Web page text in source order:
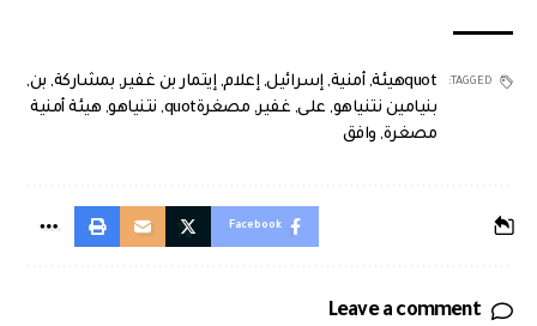
TAGGED: quotهيئة , أمنية, إسرائيل, إعلام, إيتمار بن غفير, بمشاركة, بن,
بنيامين نتنياهو, على, غفير, مصغرةquot , نتنياهو, هيئة أمنية
مصغرة, وافق
Facebook
Leave a comment